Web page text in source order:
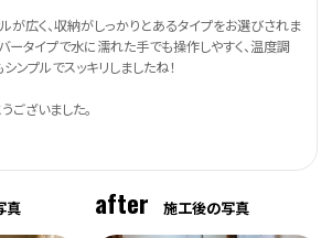
広く、収納がしっかりとあるタイプをお選びされま
ータイプで水に濡れた手でも操作しやすく、温度調
ンプルでスッキリしましたね！
ございました。
真 after 施工後の写真